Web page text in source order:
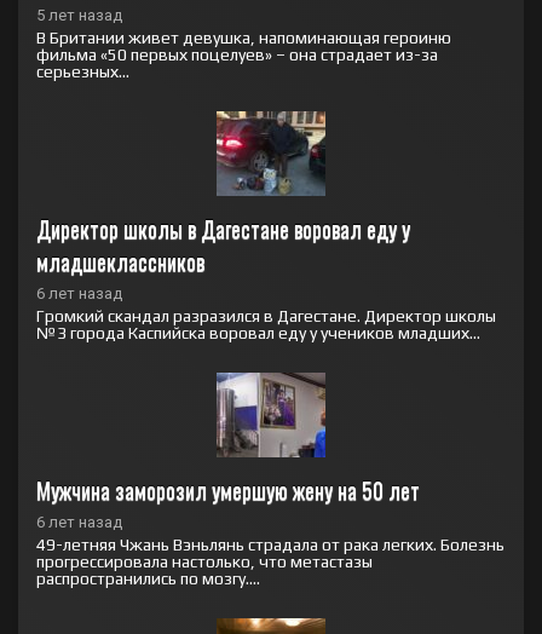
5 лет назад
В Британии живет девушка, напоминающая героиню
фильма «50 первых поцелуев» – она страдает из-за
серьезных...
Директор школы в Дагестане воровал еду у
младшеклассников
6 лет назад
Громкий скандал разразился в Дагестане. Директор школы
№3 города Каспийска воровал еду у учеников младших...
Мужчина заморозил умершую жену на 50 лет
6 лет назад
49-летняя Чжань Вэньлянь страдала от рака легких. Болезнь
прогрессировала настолько, что метастазы
распространились по мозгу....